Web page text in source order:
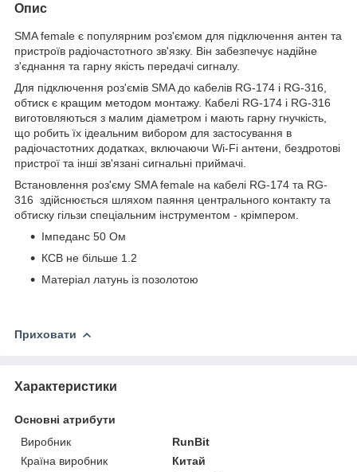
Опис
SMA female є популярним роз'ємом для підключення антен та
пристроїв радіочастотного зв'язку. Він забезпечує надійне
з'єднання та гарну якість передачі сигналу.
Для підключення роз'ємів SMA до кабелів RG-174 і RG-316,
обтиск є кращим методом монтажу. Кабелі RG-174 і RG-316
виготовляються з малим діаметром і мають гарну гнучкість,
що робить їх ідеальним вибором для застосування в
радіочастотних додатках, включаючи Wi-Fi антени, бездротові
пристрої та інші зв'язані сигнальні приймачі.
Встановлення роз'єму SMA female на кабелі RG-174 та RG-
316 здійснюється шляхом паяння центрального контакту та
обтиску гільзи спеціальним інструментом - крімпером.
Імпеданс 50 Ом
КСВ не більше 1.2
Матеріал латунь із позолотою
Приховати
Характеристики
Основні атрибути
Виробник
RunBit
Країна виробник
Китай